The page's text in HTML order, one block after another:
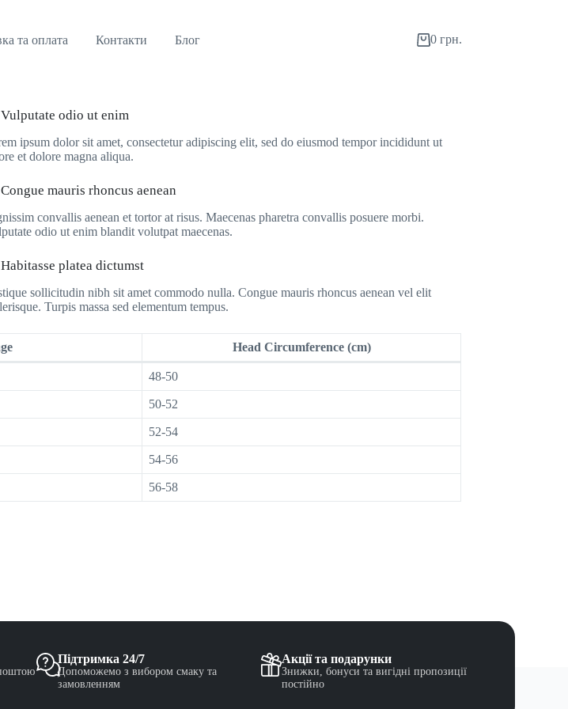
та оплата Контакти Блог 0 грн.
odio ut enim
ipsum dolor sit amet, consectetur adipiscing elit, sed do eiusmod tempor incididunt ut
et dolore magna aliqua.
mauris rhoncus aenean
convallis aenean et tortor at risus. Maecenas pharetra convallis posuere morbi.
odio ut enim blandit volutpat maecenas.
platea dictumst
sollicitudin nibh sit amet commodo nulla. Congue mauris rhoncus aenean vel elit
Turpis massa sed elementum tempus.
Head Circumference (cm)
48-50
50-52
52-54
54-56
56-58
Підтримка 24/7
Допоможемо з вибором смаку та
замовленням
Акції та подарунки
Знижки, бонуси та вигідні пропозиції
постійно